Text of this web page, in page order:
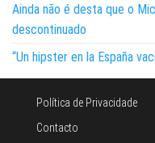
Ainda não é desta que o
descontinuado
“Un hipster en la España
Política de Privacidade
Contacto